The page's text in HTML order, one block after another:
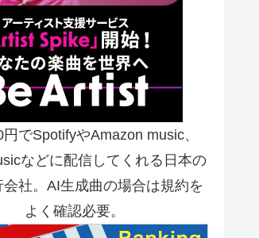
円でSpotifyやAmazon music、
などに配信してくれる日本の
会社。AI生成曲の場合は規約を
よく確認必要。